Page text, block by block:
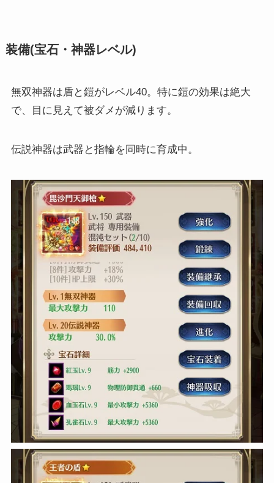
装備(宝石・神器レベル)
無双神器は盾と鎧がレベル40。特に鎧の効果は絶大
で、目に見えて被ダメが減ります。
伝説神器は武器と指輪を同時に育成中。